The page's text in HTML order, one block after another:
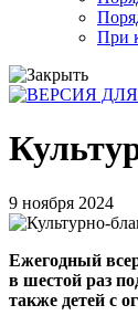
При
9 ноября 2024
Ежегодный
в шестой раз
также детей с